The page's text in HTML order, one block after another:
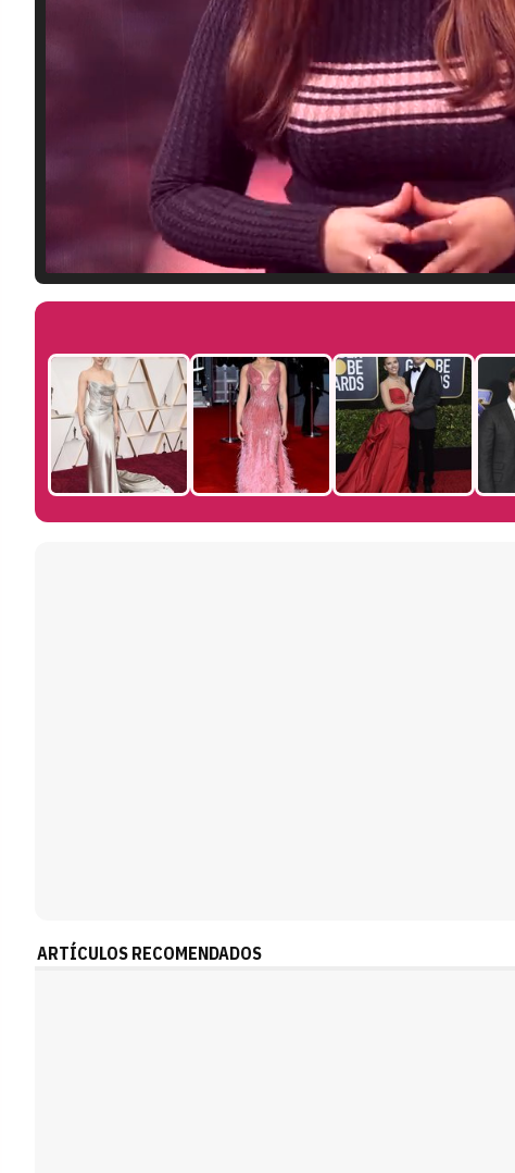
ARTÍCULOS RECOMENDADOS